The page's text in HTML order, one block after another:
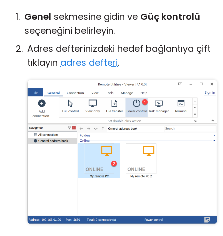
Genel sekmesine gidin ve Güç kontrolü
seçeneğini belirleyin.
Adres defterinizdeki hedef bağlantıya çift
tıklayın adres defteri.